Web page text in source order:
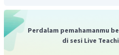
Perdalam pemahamanmu
di sesi Live